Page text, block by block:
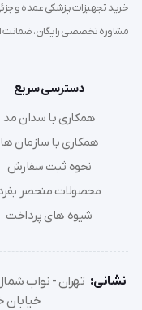
متفاوت و متنوع
مشاوره تخصصی رایگان، ضمانت
دسترسی سریع
همکاری با سدان مد
همکاری با سازمان ها
نحوه ثبت سفارش
محصولات منحصر
شیوه های پرداخت
نشانی: تهران - نواب
خیابان